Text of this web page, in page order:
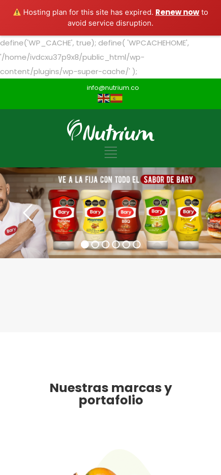
Hosting plan for this site has expired. Renew now to
avoid service disruption.
define('WP_CACHE', true); define( 'WPCACHEHOME',
'/home/ivdcxu37p9x8/public_html/wp-
content/plugins/wp-super-cache/' );
info@nutrium.co
Nuestras marcas y
portafolio